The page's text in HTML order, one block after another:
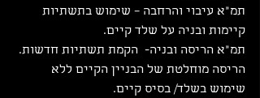
תמ"א עיבוי והרחבה – שימוש בתשתיות
קיימות ובניה על שלד קיים.
תמ"א הריסה ובניה-  הקמת תשתיות חדשות.
הריסה מוחלטת של הבניין הקיים ללא
שימוש בשלד/ בסיס קיים.